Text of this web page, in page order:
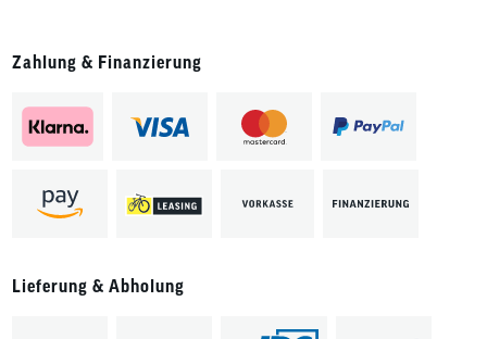
Zahlung & Finanzierung
Lieferung & Abholung